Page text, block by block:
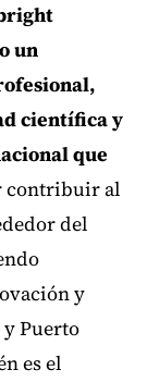
un
científica y
que
contribuir al
del
y
Puerto
es el